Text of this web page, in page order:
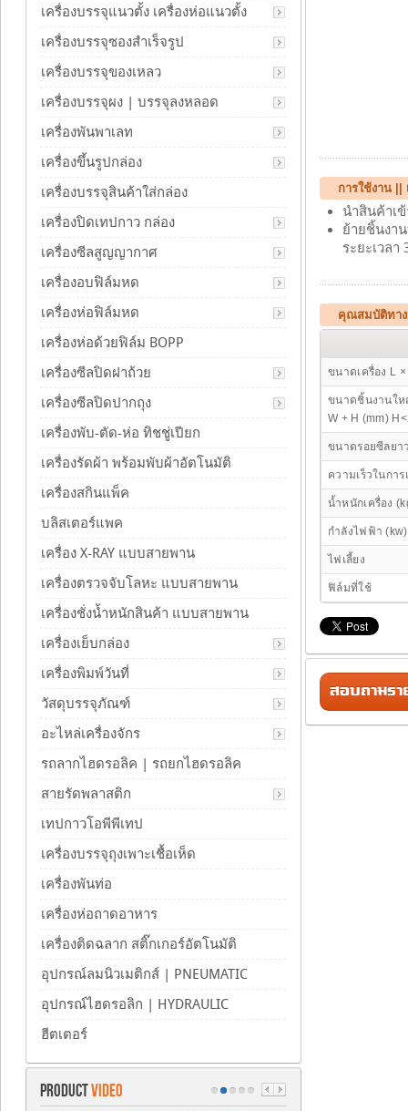
การใช้งาน
นำสินค้าเ
ย้ายชิ้นงา
ระยะเวลา
คุณสมบัติทาง
ขนาดเครื่อง L
ขนาดชิ้นงานให
W + H (mm)
ขนาดรอยซีลยา
ความเร็วในกา
น้ำหนักเครื่อง
กำลังไฟฟ้า (kw)
ไฟเลี้ยง
ฟิล์มที่ใช้
สอบถามรา
เครื่องบรรจุแนวตั้ง เครื่องห่อแนวตั้ง
เครื่องบรรจุซองสำเร็จรูป
เครื่องบรรจุของเหลว
เครื่องบรรจุผง | บรรจุลงหลอด
เครื่องพันพาเลท
เครื่องขึ้นรูปกล่อง
เครื่องบรรจุสินค้าใส่กล่อง
เครื่องปิดเทปกาว กล่อง
เครื่องซีลสูญญากาศ
เครื่องอบฟิล์มหด
เครื่องห่อฟิล์มหด
เครื่องห่อด้วยฟิล์ม BOPP
เครื่องซีลปิดฝาถ้วย
เครื่องซีลปิดปากถุง
เครื่องพับ-ตัด-ห่อ ทิชชู่เปียก
เครื่องรัดผ้า พร้อมพับผ้าอัตโนมัติ
เครื่องสกินแพ็ค
บลิสเตอร์แพค
เครื่อง X-RAY แบบสายพาน
เครื่องตรวจจับโลหะ แบบสายพาน
เครื่องชั่งน้ำหนักสินค้า แบบสายพาน
เครื่องเย็บกล่อง
เครื่องพิมพ์วันที่
วัสดุบรรจุภัณฑ์
อะไหล่เครื่องจักร
รถลากไฮดรอลิค | รถยกไฮดรอลิค
สายรัดพลาสติก
เทปกาวโอพีพีเทป
เครื่องบรรจุถุงเพาะเชื้อเห็ด
เครื่องพันท่อ
เครื่องห่อถาดอาหาร
เครื่องติดฉลาก สติ๊กเกอร์อัตโนมัติ
อุปกรณ์ลมนิวเมติกส์ | PNEUMATIC
อุปกรณ์ไฮดรอลิก | HYDRAULIC
ฮีตเตอร์
PRODUCTVIDEO